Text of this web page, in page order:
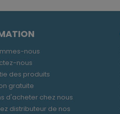
nous
nous
des produits
gratuite
d'acheter chez nous
distributeur de nos